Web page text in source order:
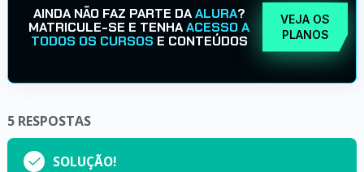
AINDA NÃO FAZ PARTE DAALURA?
MATRICULE-SE E TENHAACESSO A
TODOS OS CURSOS E CONTEÚDOS
VEJA OS
PLANOS
5 RESPOSTAS
SOLUÇÃO!